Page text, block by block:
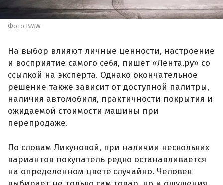
Фото BMW
На выбор влияют личные ценности, настроение
и восприятие самого себя, пишет «Лента.ру» со
ссылкой на эксперта. Однако окончательное
решение также зависит от доступной палитры,
наличия автомобиля, практичности покрытия и
ожидаемой стоимости машины при
перепродаже.
По словам Ликуновой, при наличии нескольких
вариантов покупатель редко останавливается
на определенном цвете случайно. Человек